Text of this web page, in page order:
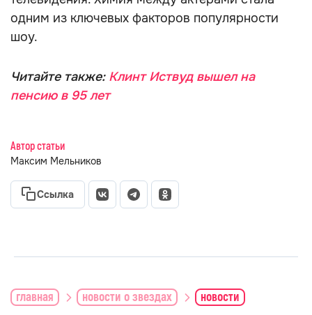
одним из ключевых факторов популярности
шоу.
Читайте также: Клинт Иствуд вышел на
пенсию в 95 лет
Автор статьи
Максим Мельников
Ссылка
главная новости о звездах новости